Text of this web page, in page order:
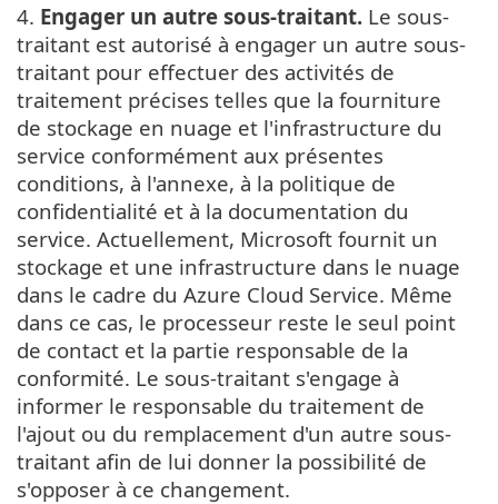
4. Engager un autre sous-traitant. Le sous-
traitant est autorisé à engager un autre sous-
traitant pour effectuer des activités de
traitement précises telles que la fourniture
de stockage en nuage et l'infrastructure du
service conformément aux présentes
conditions, à l'annexe, à la politique de
confidentialité et à la documentation du
service. Actuellement, Microsoft fournit un
stockage et une infrastructure dans le nuage
dans le cadre du Azure Cloud Service. Même
dans ce cas, le processeur reste le seul point
de contact et la partie responsable de la
conformité. Le sous-traitant s'engage à
informer le responsable du traitement de
l'ajout ou du remplacement d'un autre sous-
traitant afin de lui donner la possibilité de
s'opposer à ce changement.